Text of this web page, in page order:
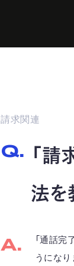
請求関連
「請
法を
「通話
うになり